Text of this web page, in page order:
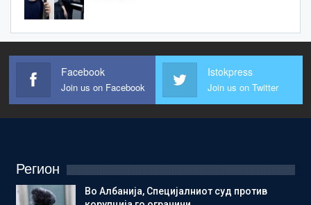
Facebook
Join us on Facebook
Istokpress
Join us on Twitter
Регион
Во Албанија, Специјалниот суд против